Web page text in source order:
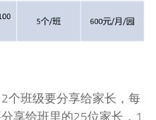
班级要分享给家长，每
享给班里的25位家长，1